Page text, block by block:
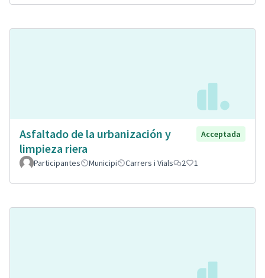
Asfaltado de la urbanización y
limpieza riera
Acceptada
Participantes Municipi Carrers i Vials 2 1